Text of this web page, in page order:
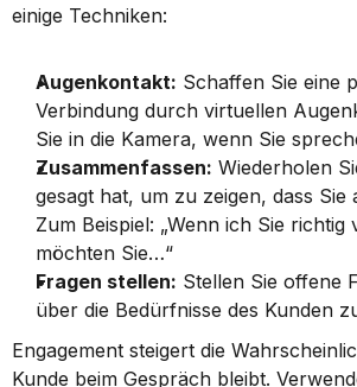
einige Techniken:
Augenkontakt: Schaffen Sie eine
Verbindung durch virtuellen
Sie in die Kamera, wenn Sie
Zusammenfassen: Wiederholen
gesagt hat, um zu zeigen, dass Sie
Zum Beispiel: „Wenn ich Sie richtig
möchten Sie…“
Fragen stellen: Stellen Sie offene
über die Bedürfnisse des Kunden
Engagement steigert die
Kunde beim Gespräch bleibt.